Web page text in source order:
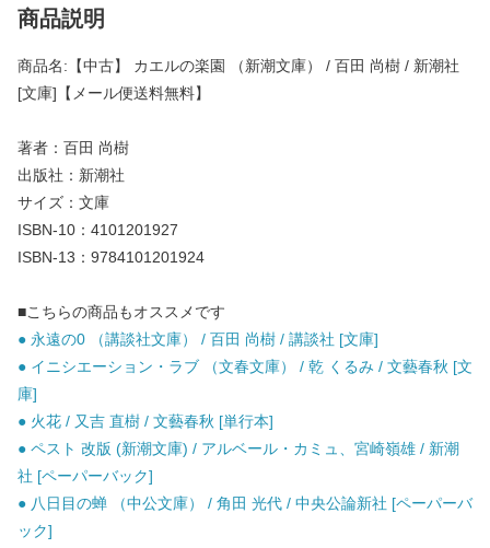
商品説明
商品名:【中古】 カエルの楽園 （新潮文庫） / 百田 尚樹 / 新潮社
[文庫]【メール便送料無料】
著者：百田 尚樹
出版社：新潮社
サイズ：文庫
ISBN-10：4101201927
ISBN-13：9784101201924
■こちらの商品もオススメです
● 永遠の0 （講談社文庫） / 百田 尚樹 / 講談社 [文庫]
● イニシエーション・ラブ （文春文庫） / 乾 くるみ / 文藝春秋 [文
庫]
● 火花 / 又吉 直樹 / 文藝春秋 [単行本]
● ペスト 改版 (新潮文庫) / アルベール・カミュ、宮崎嶺雄 / 新潮
社 [ペーパーバック]
● 八日目の蝉 （中公文庫） / 角田 光代 / 中央公論新社 [ペーパーバ
ック]